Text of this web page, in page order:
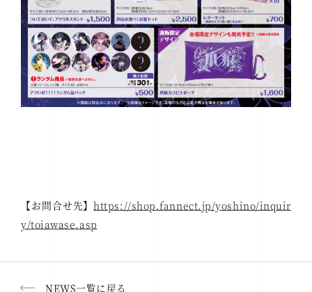
【お問合せ先】https://shop.fannect.jp/yoshino/inquir
y/toiawase.asp
NEWS一覧に戻る